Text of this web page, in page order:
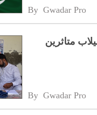
By Gwadar Pro
متاثرین
By Gwadar Pro